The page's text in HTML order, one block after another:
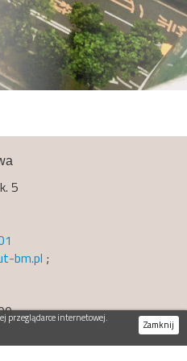
5
bm.pl ;
Zamknij
przeglądarce internetowej.